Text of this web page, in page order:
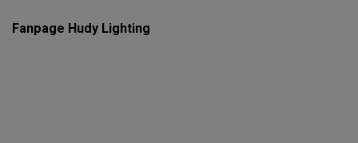
Fanpage Hudy Lighting